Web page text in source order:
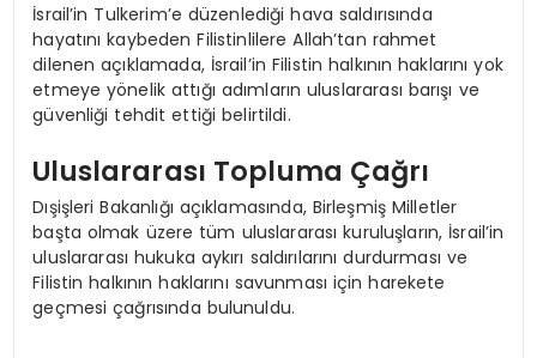
İsrail’in Tulkerim’e düzenlediği hava saldırısında
hayatını kaybeden Filistinlilere Allah’tan rahmet
dilenen açıklamada, İsrail’in Filistin halkının haklarını yok
etmeye yönelik attığı adımların uluslararası barışı ve
güvenliği tehdit ettiği belirtildi.
Uluslararası Topluma Çağrı
Dışişleri Bakanlığı açıklamasında, Birleşmiş Milletler
başta olmak üzere tüm uluslararası kuruluşların, İsrail’in
uluslararası hukuka aykırı saldırılarını durdurması ve
Filistin halkının haklarını savunması için harekete
geçmesi çağrısında bulunuldu.